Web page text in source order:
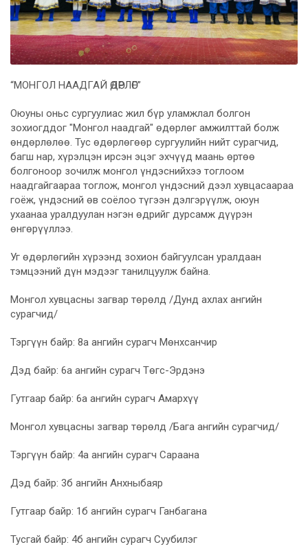
“МОНГОЛ НААДГАЙ ӨДӨРЛӨГ”
Оюуны оньс сургуулиас жил бүр уламжлал болгон
зохиогддог "Монгол наадгай" өдөрлөг амжилттай болж
өндөрлөлөө. Тус өдөрлөгөөр сургуулийн нийт сурагчид,
багш нар, хүрэлцэн ирсэн эцэг эхчүүд маань өртөө
болгоноор зочилж монгол үндэснийхээ тоглоом
наадгайгаараа тоглож, монгол үндэсний дээл хувцасаараа
гоёж, үндэсний өв соёлоо түгээн дэлгэрүүлж, оюун
ухаанаа уралдуулан нэгэн өдрийг дурсамж дүүрэн
өнгөрүүллээ.
Уг өдөрлөгийн хүрээнд зохион байгуулсан уралдаан
тэмцээний дүн мэдээг танилцуулж байна.
Монгол хувцасны загвар төрөлд /Дунд ахлах ангийн
сурагчид/
Тэргүүн байр: 8а ангийн сурагч Мөнхсанчир
Дэд байр: 6а ангийн сурагч Төгс-Эрдэнэ
Гутгаар байр: 6а ангийн сурагч Амархүү
Монгол хувцасны загвар төрөлд /Бага ангийн сурагчид/
Тэргүүн байр: 4а ангийн сурагч Сараана
Дэд байр: 3б ангийн Анхныбаяр
Гутгаар байр: 1б ангийн сурагч Ганбагана
Тусгай байр: 4б ангийн сурагч Суубилэг